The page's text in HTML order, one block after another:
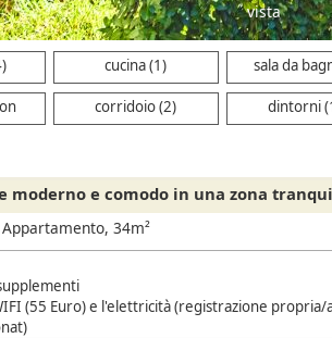
vista
cucina (1) sala da
corridoio (2) dintorni
moderno e comodo in una zona
34m²
(55 Euro) e l'elettricità (registrazione